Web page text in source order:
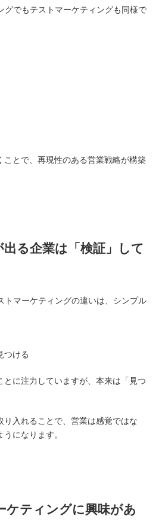
グでもテストマーケティングも同様で
ことで、再現性のある営業戦略が構築
出る企業は「検証」して
トマーケティングの違いは、シンプル
つける
とに注力していますが、本来は「見つ
り入れることで、営業は感覚ではな
になります。
ケティングに興味があ